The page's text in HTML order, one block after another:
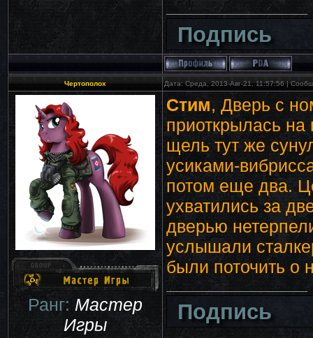
Подпись
Чертополох Дата: Среда, 2013-Авг-21, 11:57:56 |
Ранг:Мастер
Игры
Стим, Дверь с
приоткрылась
щель тут же
усиками-
потом еще два.
ухватились за
дверью
услышали
были поточить о
Подпись